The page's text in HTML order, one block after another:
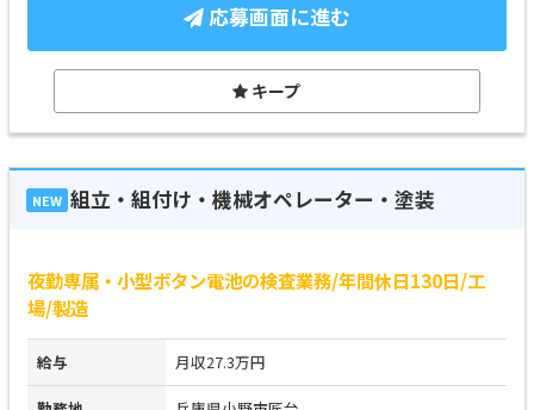
応募画面に進む
キープ
NEW 組立・組付け・機械オペレーター・塗装
夜勤専属・小型ボタン電池の検査業務/年間休日130日/工
場/製造
給与 月収27.3万円